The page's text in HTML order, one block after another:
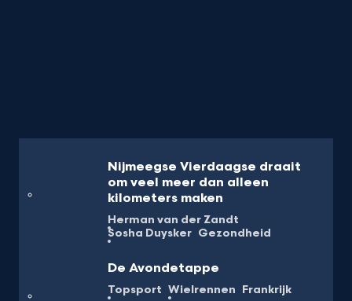
Nijmeegse Vierdaagse draait
om veel meer dan alleen
kilometers maken
Herman van der Zandt
Sosha Duysker Gezondheid
De Avondetappe
Topsport Wielrennen Frankrijk